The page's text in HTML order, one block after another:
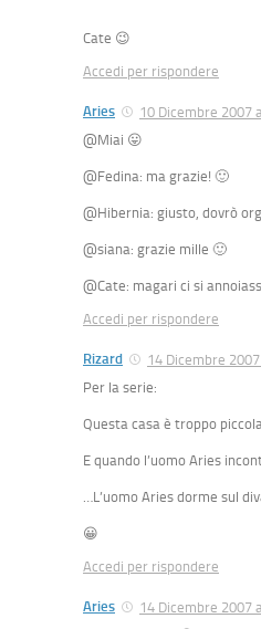
Cate 😉
Accedi per rispondere
Aries
10 Dicembre 2007
@Miai 😛
@Fedina: ma grazie! 🙂
@Hibernia: giusto, dovrò
@siana: grazie mille 🙂
@Cate: magari ci si
Accedi per rispondere
Rizard
14 Dicembre
Per la serie:
Questa casa è troppo
E quando l’uomo Aries
…L’uomo Aries dorme sul
😀
Accedi per rispondere
Aries
14 Dicembre 2007